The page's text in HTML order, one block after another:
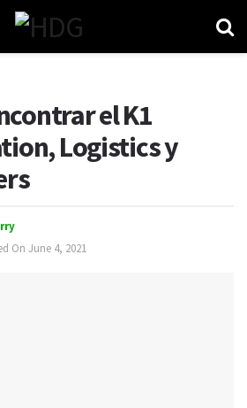
el K1
Logistics y
On June 4, 2021